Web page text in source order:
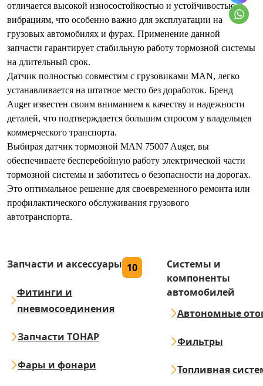
отличается высокой износостойкостью и устойчивостью к
вибрациям, что особенно важно для эксплуатации на
грузовых автомобилях и фурах. Применение данной
запчасти гарантирует стабильную работу тормозной системы
на длительный срок.
Датчик полностью совместим с грузовиками MAN, легко
устанавливается на штатное место без доработок. Бренд
Auger известен своим вниманием к качеству и надежности
деталей, что подтверждается большим спросом у владельцев
коммерческого транспорта.
Выбирая датчик тормозной MAN 75007 Auger, вы
обеспечиваете бесперебойную работу электрической части
тормозной системы и заботитесь о безопасности на дорогах.
Это оптимальное решение для своевременного ремонта или
профилактического обслуживания грузового
автотранспорта.
Запчасти и аксессуары 10
Фитинги и
пневмосоединения
Запчасти ТОНАР
Фары и фонари
Системы и
компоненты
автомобилей
Автономные
Фильтры
Топливная